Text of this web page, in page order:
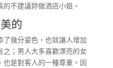
不建議妳做酒店小姐。
的
幾分姿色，也就讓人增加
；男人大多喜歡漂亮的女
是對客人的一種尊重。因